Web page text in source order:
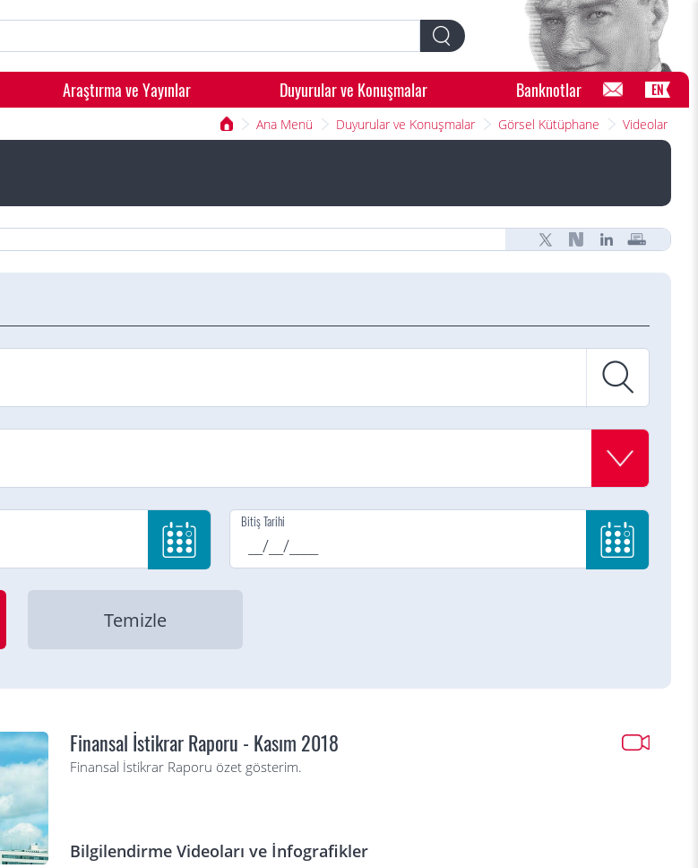
Araştırma ve Yayınlar Duyurular ve Konuşmalar Banknotlar EN
Ana Menü Duyurular ve Konuşmalar Görsel Kütüphane Videolar
Bitiş Tarihi
Finansal İstikrar Raporu - Kasım 2018
Finansal İstikrar Raporu özet gösterim.
Bilgilendirme Videoları ve İnfografikler